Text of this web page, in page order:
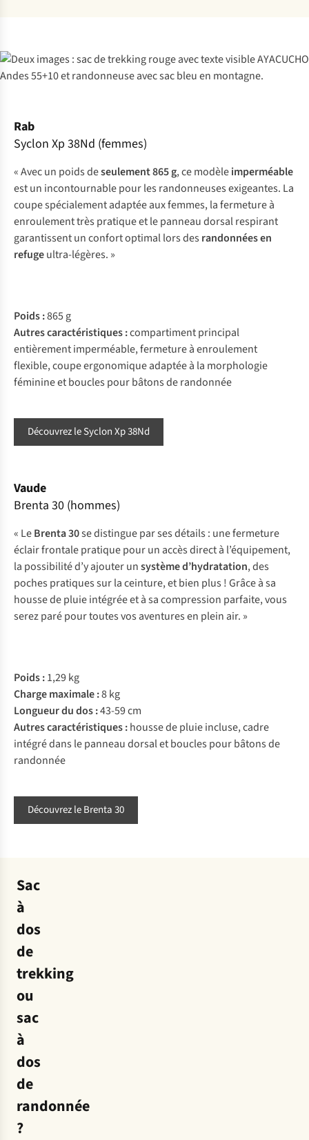
Rab
Syclon Xp 38Nd (femmes)
« Avec un poids deseulement 865 g, ce modèleimperméable
est un incontournable pour les randonneuses exigeantes. La
coupe spécialement adaptée aux femmes, la fermeture à
enroulement très pratique et le panneau dorsal respirant
garantissent un confort optimal lors des randonnées en
refugeultra-légères. »
Poids :865 g
Autres caractéristiques :compartiment principal
entièrement imperméable, fermeture à enroulement
flexible, coupe ergonomique adaptée à la morphologie
féminine et boucles pour bâtons de randonnée
Découvrez le Syclon Xp 38Nd
Vaude
Brenta 30 (hommes)
« LeBrenta 30se distingue par ses détails : une fermeture
éclair frontale pratique pour un accès direct à l’équipement,
la possibilité d’y ajouter unsystème d’hydratation, des
poches pratiques sur la ceinture, et bien plus ! Grâce à sa
housse de pluie intégrée et à sa compression parfaite, vous
serez paré pour toutes vos aventures en plein air. »
Poids :1,29 kg
Charge maximale :8 kg
Longueur du dos :43-59 cm
Autres caractéristiques :housse de pluie incluse, cadre
intégré dans le panneau dorsal et boucles pour bâtons de
randonnée
Découvrez le Brenta 30
Sac
à
dos
de
trekking
ou
sac
à
dos
de
randonnée
?